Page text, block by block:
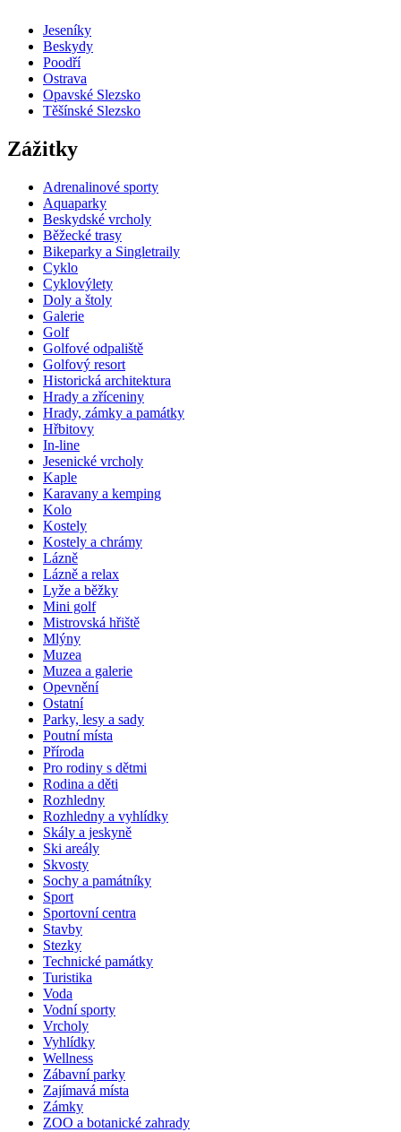
Jeseníky
Beskydy
Poodří
Ostrava
Opavské Slezsko
Těšínské Slezsko
Zážitky
Adrenalinové sporty
Aquaparky
Beskydské vrcholy
Běžecké trasy
Bikeparky a Singletraily
Cyklo
Cyklovýlety
Doly a štoly
Galerie
Golf
Golfové odpaliště
Golfový resort
Historická architektura
Hrady a zříceniny
Hrady, zámky a památky
Hřbitovy
In-line
Jesenické vrcholy
Kaple
Karavany a kemping
Kolo
Kostely
Kostely a chrámy
Lázně
Lázně a relax
Lyže a běžky
Mini golf
Mistrovská hřiště
Mlýny
Muzea
Muzea a galerie
Opevnění
Ostatní
Parky, lesy a sady
Poutní místa
Příroda
Pro rodiny s dětmi
Rodina a děti
Rozhledny
Rozhledny a vyhlídky
Skály a jeskyně
Ski areály
Skvosty
Sochy a památníky
Sport
Sportovní centra
Stavby
Stezky
Technické památky
Turistika
Voda
Vodní sporty
Vrcholy
Vyhlídky
Wellness
Zábavní parky
Zajímavá místa
Zámky
ZOO a botanické zahrady